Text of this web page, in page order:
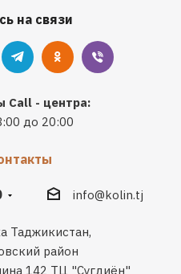
на связи
Call - центра:
до 20:00
info@kolin.tj
Таджикистан,
район
142 ТЦ "Сугдиён"